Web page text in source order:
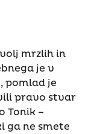
mrzlih in
je v
pomlad je
pravo stvar
Tonik –
ga ne smete